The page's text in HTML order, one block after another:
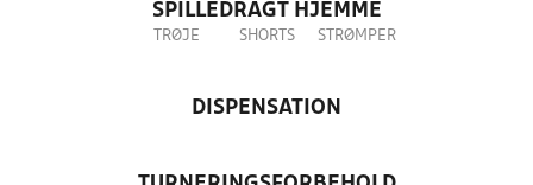
SPILLEDRAGT HJEMME
TRØJE SHORTS STRØMPER
DISPENSATION